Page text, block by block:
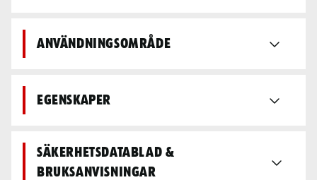
Användningsområde
Egenskaper
Säkerhetsdatablad &
bruksanvisningar